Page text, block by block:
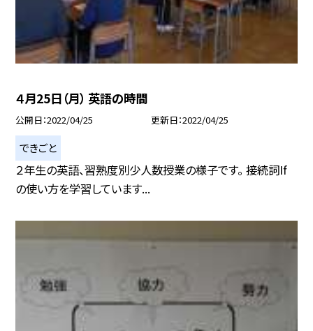
４月25日（月） 英語の時間
公開日 2022/04/25 更新日 2022/04/25
できごと
２年生の英語、習熟度別少人数授業の様子です。 接続詞If
の使い方を学習しています...